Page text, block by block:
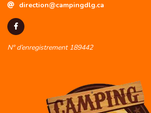
direction@campingdlg.ca
N° d’enregistrement 189442